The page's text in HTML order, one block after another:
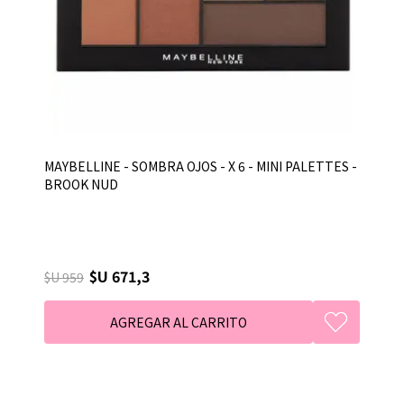
MAYBELLINE - SOMBRA OJOS - X 6 - MINI PALETTES -
BROOK NUD
$U 959 $U 671,3